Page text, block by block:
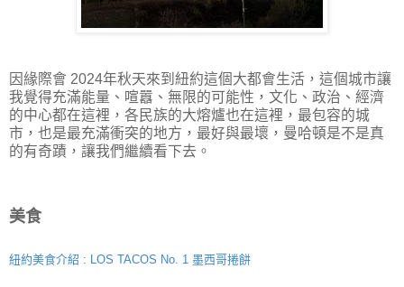
因緣際會 2024年秋天來到紐約這個大都會生活，這個城市讓
我覺得充滿能量、喧囂、無限的可能性，文化、政治、經濟
的中心都在這裡，各民族的大熔爐也在這裡，最包容的城
市，也是最充滿衝突的地方，最好與最壞，曼哈頓是不是真
的有奇蹟，讓我們繼續看下去。
美食
紐約美食介紹 : LOS TACOS No. 1 墨西哥捲餅